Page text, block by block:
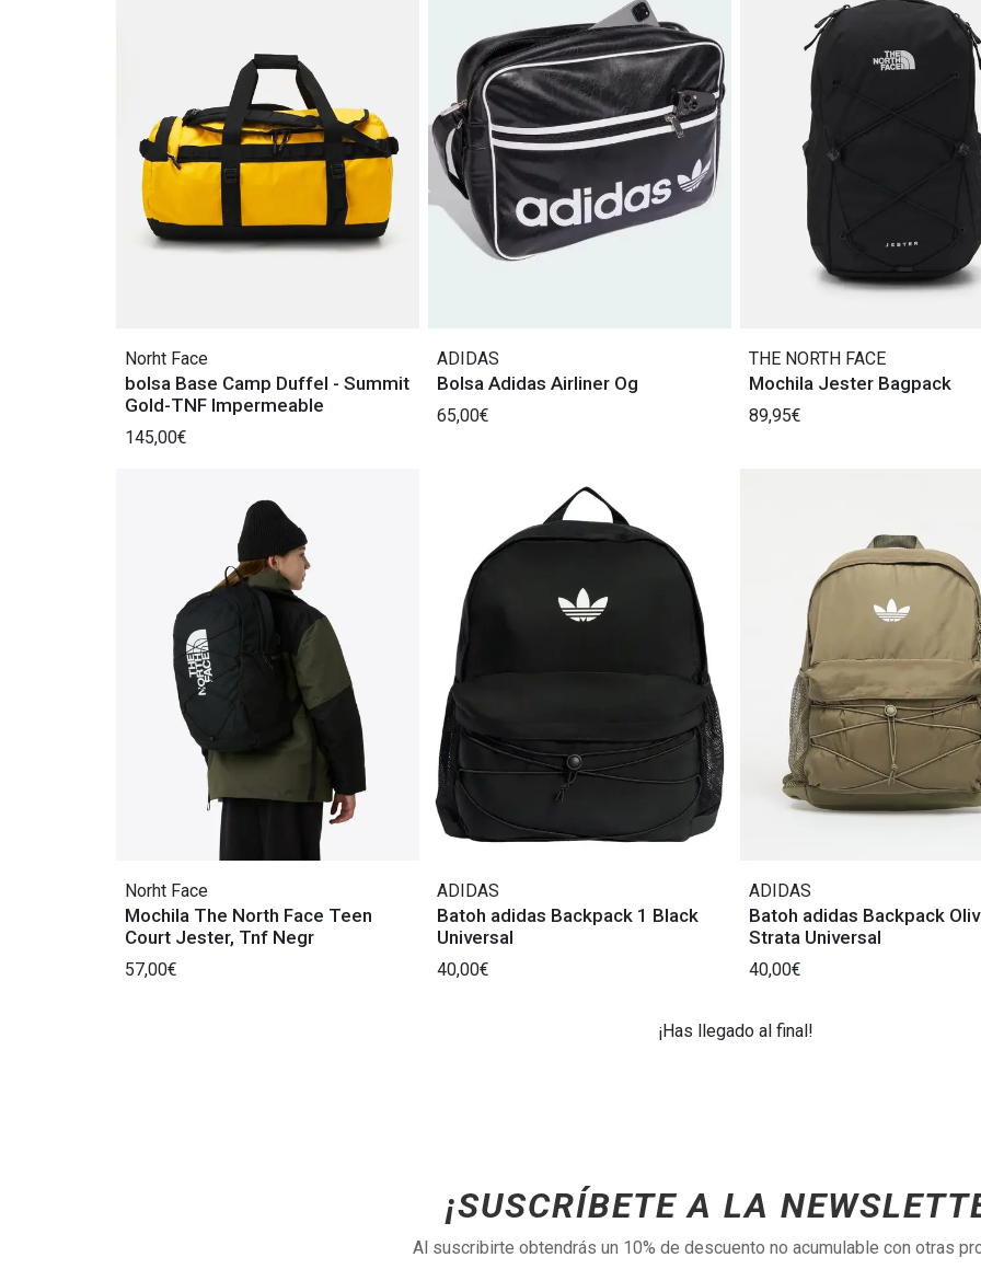
Norht Face
bolsa Base Camp Duffel - Summit
Gold-TNF Impermeable
145,00€
ADIDAS
Bolsa Adidas Airliner Og
65,00€
THE NORTH FACE
Mochila Jester Bagpack
89,95€
Norht Face
Mochila The North Face Teen
Court Jester, Tnf Negr
57,00€
ADIDAS
Batoh adidas Backpack 1 Black
Universal
40,00€
ADIDAS
Batoh adidas Backpack
Strata Universal
40,00€
¡Has llegado al final!
¡SUSCRÍBETE A LA
Al suscribirte obtendrás un 10% de descuento no acumulable con otras